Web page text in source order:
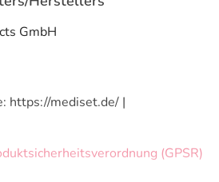
GmbH
https://mediset.de/ |
(GPSR)